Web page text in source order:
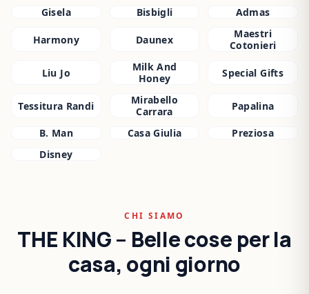
Gisela Bisbigli Admas
Harmony Daunex
Maestri
Cotonieri
Liu Jo
Milk And
Honey
Special Gifts
Tessitura Randi
Mirabello
Carrara
Papalina
B. Man Casa Giulia
Preziosa
Disney
CHI SIAMO
THE KING – Belle cose per la
casa, ogni giorno